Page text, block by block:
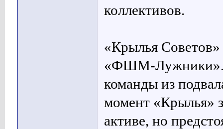
коллективов.
«Крылья
«ФШМ-Лужники». В
команды из
момент «Крылья»
активе, но